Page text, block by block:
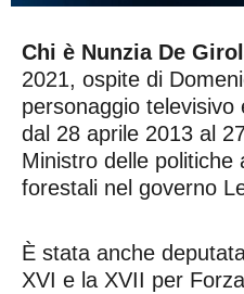
Chi è Nunzia De
2021, ospite di
personaggio televisivo
dal 28 aprile 2013 al
Ministro delle politiche
forestali nel governo
È stata anche
XVI e la XVII per